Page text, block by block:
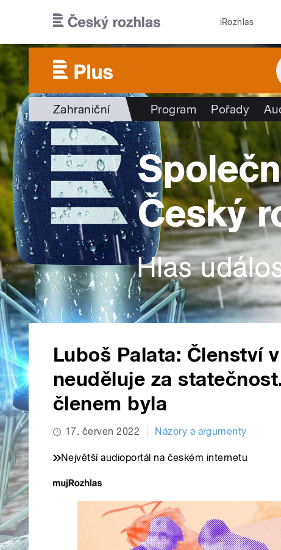
iRozhlas
Zahraniční Program Pořady
Luboš Palata: Členství
neuděluje za
členem byla
17. červen 2022 Názory a argumenty
Největší audioportál na českém internetu